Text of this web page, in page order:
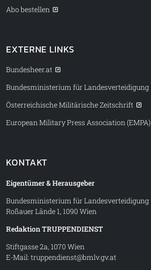
Abo bestellen
EXTERNE LINKS
Bundesheer.at
Bundesministerium für Landesverteidigung
Österreichische Militärische Zeitschrift
European Military Press Association (EMPA)
KONTAKT
Eigentümer & Herausgeber
Bundesministerium für Landesverteidigung
Roßauer Lände 1, 1090 Wien
Redaktion TRUPPENDIENST
Stiftgasse 2a, 1070 Wien
E-Mail: truppendienst@bmlv.gv.at